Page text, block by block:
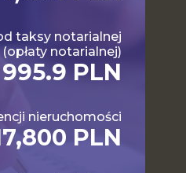
taksy notarialnej
(opłaty notarialnej)
995.9 PLN
nieruchomości
PLN